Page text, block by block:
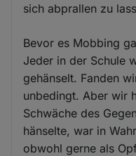
sich abprallen zu
Bevor es Mobbing
Jeder in der Schule
gehänselt. Fanden
unbedingt. Aber wir
Schwäche des
hänselte, war in
obwohl gerne als